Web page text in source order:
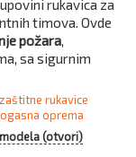
rukavica za
timova. Ovde
požara,
sa sigurnim
rukavice
oprema
(otvori)